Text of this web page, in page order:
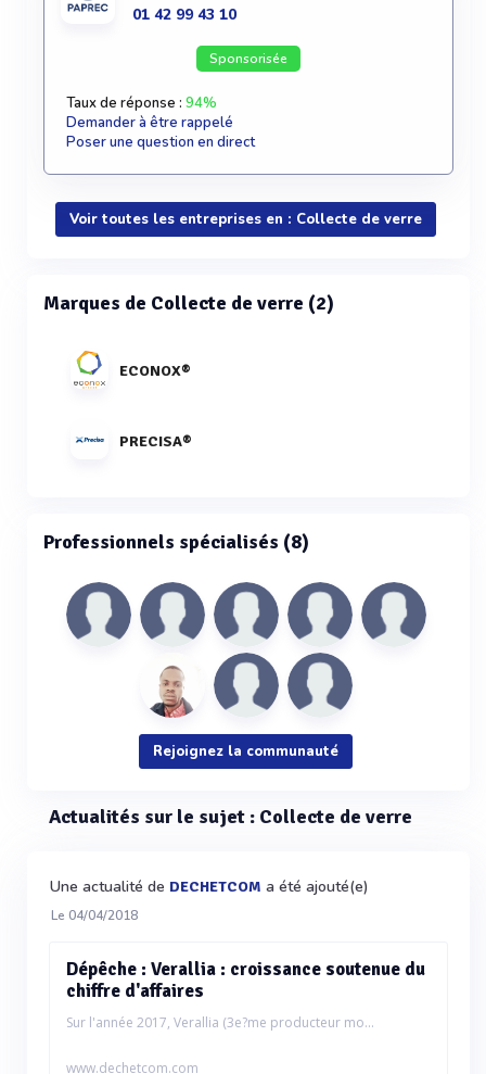
01 42 99 43 10
Sponsorisée
Taux de réponse : 94%
Demander à être rappelé
Poser une question en direct
Voir toutes les entreprises en : Collecte de verre
Marques de Collecte de verre (2)
ECONOX®
PRECISA®
Professionnels spécialisés (8)
Rejoignez la communauté
Actualités sur le sujet : Collecte de verre
Une actualité de DECHETCOM a été ajouté(e)
Le 04/04/2018
Dépêche : Verallia : croissance soutenue du
chiffre d'affaires
Sur l'année 2017, Verallia (3e?me producteur mo...
www.dechetcom.com